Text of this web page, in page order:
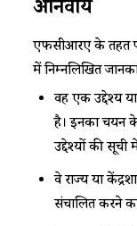
अनिवार्य
एफसीआरए के तहत
में निम्नलिखित
वह एक उद्देश्य
है। इनका चयन
उद्देश्यों की
वे राज्य या
संचालित करने